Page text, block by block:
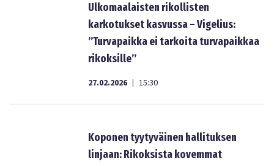
Ulkomaalaisten rikollisten
karkotukset kasvussa – Vigelius:
”Turvapaikka ei tarkoita turvapaikkaa
rikoksille”
27.02.2026 | 15:30
Koponen tyytyväinen hallituksen
linjaan: Rikoksista kovemmat